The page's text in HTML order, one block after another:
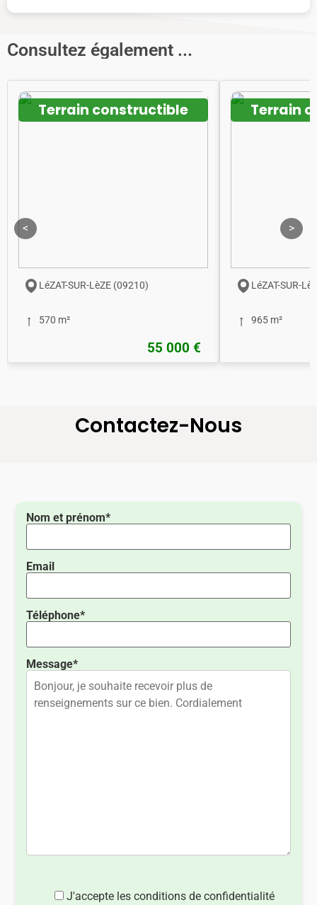
Consultez également ...
<
Terrain constructible
LéZAT-SUR-LèZE (09210)
570 m²
55 000 €
Terrain
LéZAT-SUR-
965 m²
>
Contactez-Nous
Nom et prénom*
Email
Téléphone*
Message*
J'accepte les conditions de confidentialité